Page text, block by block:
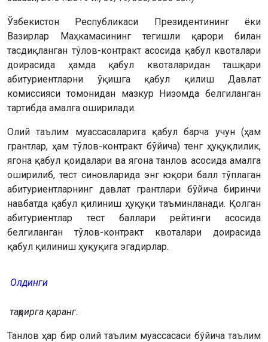
Ўзбекистон Республикаси Президентининг ёки
Вазирлар Маҳкамасининг тегишли қарори билан
тасдиқланган тўлов-контракт асосида қабул квоталари
доирасида ҳамда қабул квоталаридан ташқари
абитуриентларни ўқишга қабул қилиш Давлат
комиссияси томонидан мазкур Низомда белгиланган
тартибда амалга оширилади.
Олий таълим муассасаларига қабул барча учун (ҳам
грантлар, ҳам тўлов-контракт бўйича) тенг ҳуқуқлилик,
ягона қабул қоидалари ва ягона танлов асосида амалга
оширилиб, тест синовларида энг юқори балл тўплаган
абитуриентларнинг давлат грантлари бўйича биринчи
навбатда қабул қилиниш ҳуқуқи таъминланади. Қолган
абитуриентлар тест баллари рейтинги асосида
белгиланган тўлов-контракт квоталари доирасида
қабул қилиниш ҳуқуқига эгадирлар.
Олдинги
таҳрирга қаранг.
Танлов ҳар бир олий таълим муассасаси бўйича таълим